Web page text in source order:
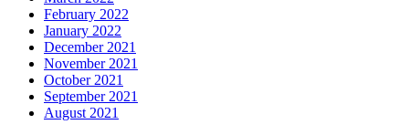
February 2022
January 2022
December 2021
November 2021
October 2021
September 2021
August 2021